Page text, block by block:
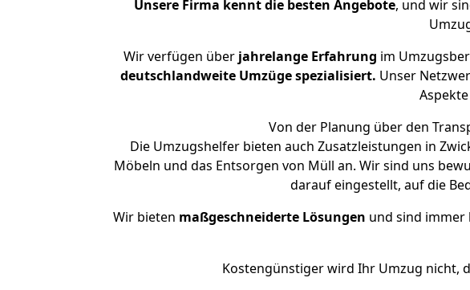
Unsere Firma kennt die besten Angebote, und wir
Wir verfügen überjahrelange Erfahrung im
deutschlandweite Umzüge spezialisiert. Unser
Von der Planung über den
Die Umzugshelfer bieten auch Zusatzleistungen in
Möbeln und das Entsorgen von Müll an. Wir sind uns
darauf eingestellt, auf die
Wir bieten maßgeschneiderte Lösungen und sind immer
Kostengünstiger wird Ihr Umzug nicht,